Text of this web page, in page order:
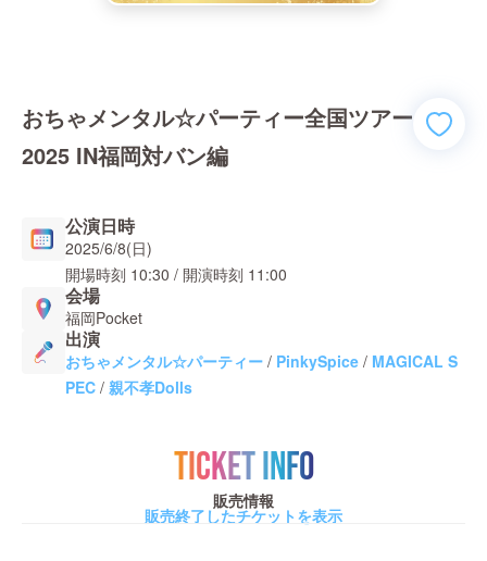
おちゃメンタル☆パーティー全国ツアー
2025 IN福岡対バン編
公演日時
2025/6/8(日)
開場時刻 10:30 / 開演時刻 11:00
会場
福岡Pocket
出演
おちゃメンタル☆パーティー / PinkySpice / MAGICAL S
PEC / 親不孝Dolls
TICKET INFO
販売情報
販売終了したチケットを表示